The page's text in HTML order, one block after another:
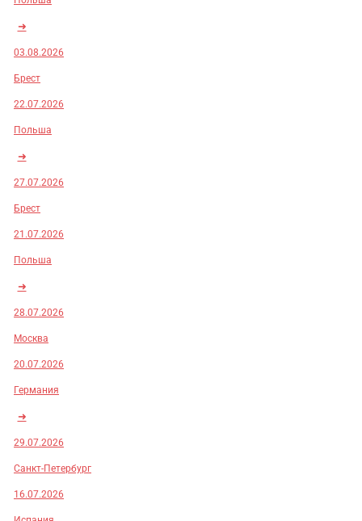
➜
03.08.2026
Брест
22.07.2026
Польша
➜
27.07.2026
Брест
21.07.2026
Польша
➜
28.07.2026
Москва
20.07.2026
Германия
➜
29.07.2026
Санкт-Петербург
16.07.2026